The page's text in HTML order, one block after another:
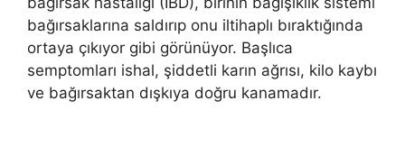
bağırsaklarına saldırıp onu iltihaplı bıraktığında
ortaya çıkıyor gibi görünüyor. Başlıca
semptomları ishal, şiddetli karın ağrısı, kilo kaybı
ve bağırsaktan dışkıya doğru kanamadır.